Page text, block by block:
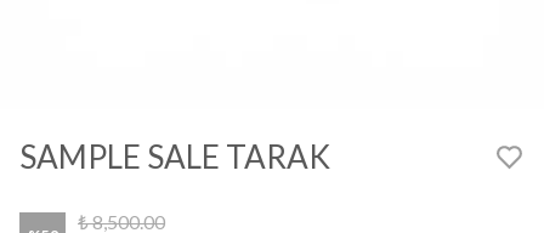
SAMPLE SALE TARAK
₺ 8,500.00